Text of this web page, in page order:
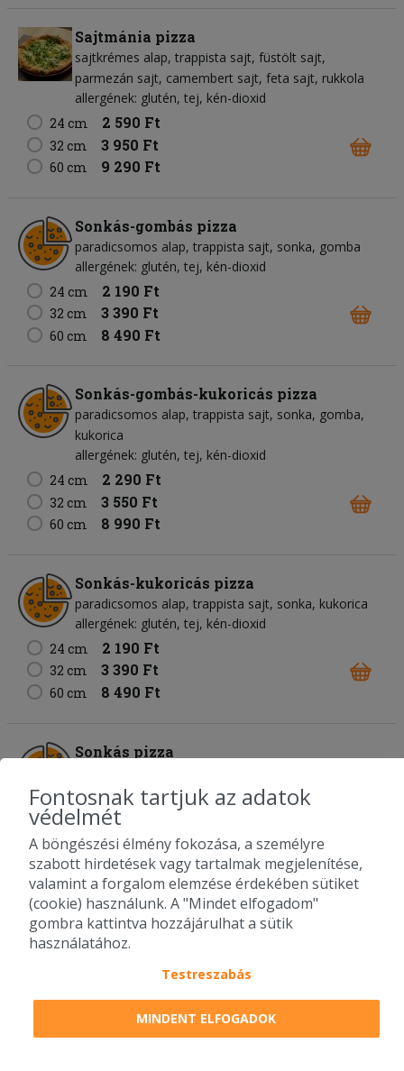
Sajtmánia pizza
sajtkrémes alap trappista sajt füstölt sajt
parmezán sajt camembert sajt feta sajt rukkola
allergének: glutén, tej, kén-dioxid
24 cm
2 590 Ft
32 cm 3 950 Ft
60 cm 9 290 Ft
Sonkás-gombás pizza
paradicsomos alap trappista sajt sonka gomba
allergének: glutén, tej, kén-dioxid
24 cm
2 190 Ft
32 cm 3 390 Ft
60 cm 8 490 Ft
Sonkás-gombás-kukoricás pizza
paradicsomos alap trappista sajt sonka gomba
kukorica
allergének: glutén, tej, kén-dioxid
24 cm
2 290 Ft
32 cm 3 550 Ft
60 cm 8 990 Ft
Sonkás-kukoricás pizza
paradicsomos alap trappista sajt sonka kukorica
allergének: glutén, tej, kén-dioxid
24 cm
2 190 Ft
32 cm 3 390 Ft
60 cm 8 490 Ft
Sonkás pizza
allergének: glutén, tej, kén-dioxid
24 cm
2 190 Ft
32 cm 3 390 Ft
60 cm 8 490 Ft
Tanyasi pizza
kapros-tejfölös alap
allergének: glutén, tej, kén-dioxid
24 cm
2 590 Ft
3 950 Ft
Fontosnak tartjuk az adatok
védelmét
A böngészési élmény fokozása, a személyre
szabott hirdetések vagy tartalmak megjelenítése,
valamint a forgalom elemzése érdekében sütiket
(cookie) használunk. A "Mindet elfogadom"
gombra kattintva hozzájárulhat a sütik
használatához.
Testreszabás
MINDENT ELFOGADOK